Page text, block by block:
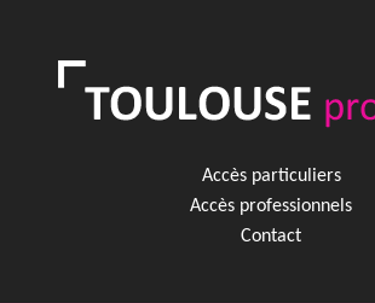
Accès particuliers
Accès professionnels
Contact